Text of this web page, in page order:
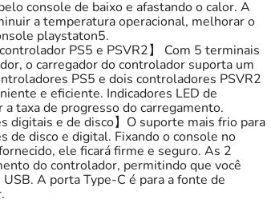
console de baixo e afastando o calor. A
a temperatura operacional, melhorar o
playstaton5.
PS5 e PSVR2】 Com 5 terminais
o carregador do controlador suporta um
PS5 e dois controladores PSVR2
e eficiente. Indicadores LED de
taxa de progresso do carregamento.
digitais e de disco】O suporte mais frio para
de disco e digital. Fixando o console no
ele ficará firme e seguro. As 2
do controlador, permitindo que você
A porta Type-C é para a fonte de